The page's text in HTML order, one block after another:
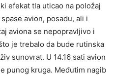
efekat tla uticao na položaj
avion, posadu, ali i
aviona se nepopravljivo i
je trebalo da bude rutinska
sunovrat. U 14.16 sati avion
punog kruga. Međutim nagib